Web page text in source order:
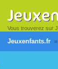
Vous trouverez sur
Jeuxenfants.fr